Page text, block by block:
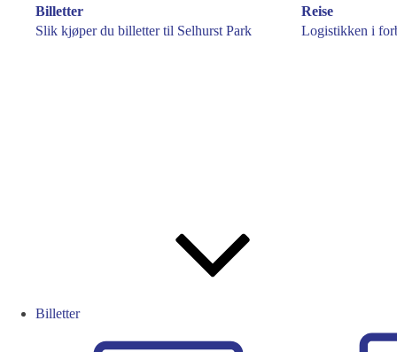
Billetter
Slik kjøper du billetter til Selhurst Park
Reise
Logistikken i
Billetter